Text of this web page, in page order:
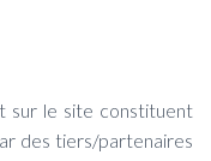
sur le site constituent
des tiers/partenaires